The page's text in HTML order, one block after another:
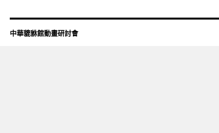
中華貔貅館動畫研討會